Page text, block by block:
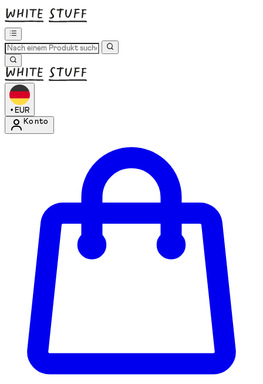
• EUR
Konto